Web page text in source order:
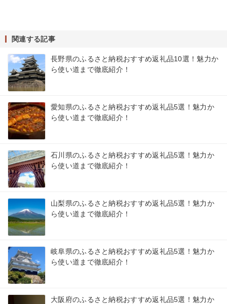
関連する記事
長野県のふるさと納税おすすめ返礼品10選！魅力か
ら使い道まで徹底紹介！
愛知県のふるさと納税おすすめ返礼品5選！魅力か
ら使い道まで徹底紹介！
石川県のふるさと納税おすすめ返礼品5選！魅力か
ら使い道まで徹底紹介！
山梨県のふるさと納税おすすめ返礼品5選！魅力か
ら使い道まで徹底紹介！
岐阜県のふるさと納税おすすめ返礼品5選！魅力か
ら使い道まで徹底紹介！
大阪府のふるさと納税おすすめ返礼品5選！魅力か